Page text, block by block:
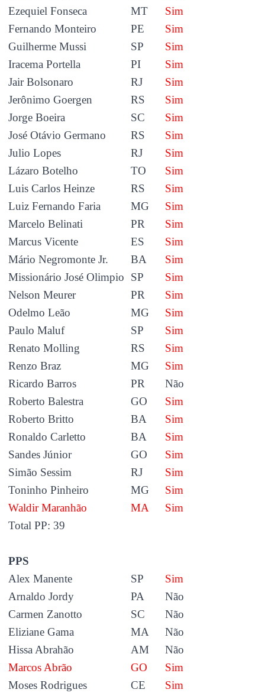
Ezequiel Fonseca
MT
Sim
Fernando Monteiro
PE
Sim
Guilherme Mussi
SP
Sim
Iracema Portella
PI
Sim
Jair Bolsonaro
RJ
Sim
Jerônimo Goergen
RS
Sim
Jorge Boeira
SC
Sim
José Otávio Germano
RS
Sim
Julio Lopes
RJ
Sim
Lázaro Botelho
TO
Sim
Luis Carlos Heinze
RS
Sim
Luiz Fernando Faria
MG
Sim
Marcelo Belinati
PR
Sim
Marcus Vicente
ES
Sim
Mário Negromonte Jr.
BA
Sim
Missionário José Olimpio
SP
Sim
Nelson Meurer
PR
Sim
Odelmo Leão
MG
Sim
Paulo Maluf
SP
Sim
Renato Molling
RS
Sim
Renzo Braz
MG
Sim
Ricardo Barros
PR
Não
Roberto Balestra
GO
Sim
Roberto Britto
BA
Sim
Ronaldo Carletto
BA
Sim
Sandes Júnior
GO
Sim
Simão Sessim
RJ
Sim
Toninho Pinheiro
MG
Sim
Waldir Maranhão
MA
Sim
Total PP: 39
PPS
Alex Manente
SP
Sim
Arnaldo Jordy
PA
Não
Carmen Zanotto
SC
Não
Eliziane Gama
MA
Não
Hissa Abrahão
AM
Não
Marcos Abrão
GO
Sim
Moses Rodrigues
CE Sim